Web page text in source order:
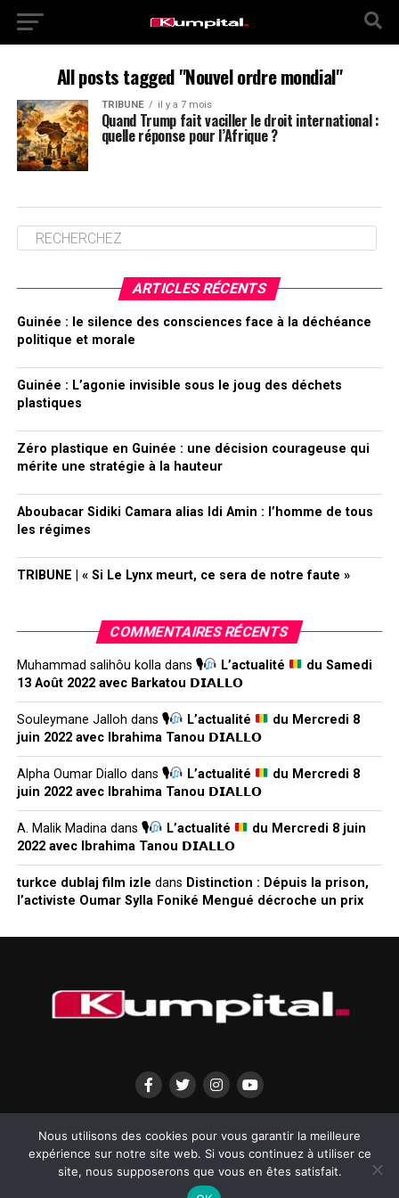
All posts tagged "Nouvel ordre mondial"
TRIBUNE il y a 7 mois
Quand Trump fait vaciller le droit international :
quelle réponse pour l’Afrique ?
ARTICLES RÉCENTS
Guinée : le silence des consciences face à la déchéance
politique et morale
Guinée : L’agonie invisible sous le joug des déchets
plastiques
Zéro plastique en Guinée : une décision courageuse qui
mérite une stratégie à la hauteur
Aboubacar Sidiki Camara alias Idi Amin : l’homme de tous
les régimes
TRIBUNE | « Si Le Lynx meurt, ce sera de notre faute »
COMMENTAIRES RÉCENTS
Muhammad salihôu kolladans 🎙 L’actualité
du Samedi
13 Août 2022 avec Barkatou 𝗗𝗜𝗔𝗟𝗟𝗢
Souleymane Jalloh dans 🎙 L’actualité
du Mercredi 8
juin 2022 avec Ibrahima Tanou 𝗗𝗜𝗔𝗟𝗟𝗢
Alpha Oumar Diallo dans 🎙 L’actualité
du Mercredi 8
juin 2022 avec Ibrahima Tanou 𝗗𝗜𝗔𝗟𝗟𝗢
A. Malik Madinadans 🎙 L’actualité
du Mercredi 8 juin
2022 avec Ibrahima Tanou 𝗗𝗜𝗔𝗟𝗟𝗢
turkce dublaj film izle dans Distinction : Dépuis la prison,
l’activiste Oumar Sylla Foniké Mengué décroche un prix
QUI SOMMES-NOUS? MENTIONS LÉGALES CONTACTEZ-NOUS
Nous utilisons des cookies pour vous garantir la meilleure
expérience sur notre site web. Si vous continuez à utiliser ce
site, nous supposerons que vous en êtes satisfait.